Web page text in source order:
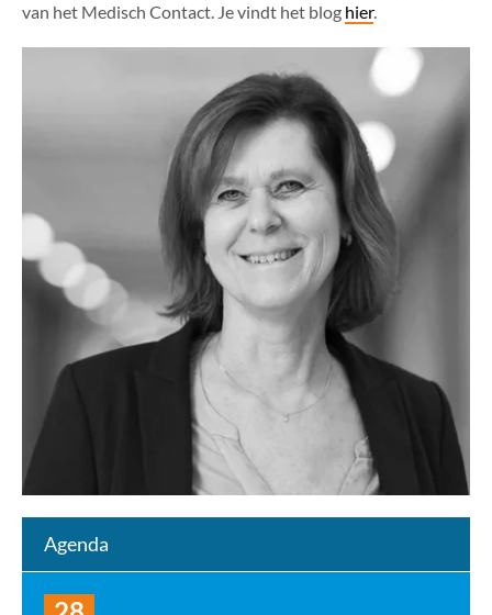
van het Medisch Contact. Je vindt het blog hier.
Agenda